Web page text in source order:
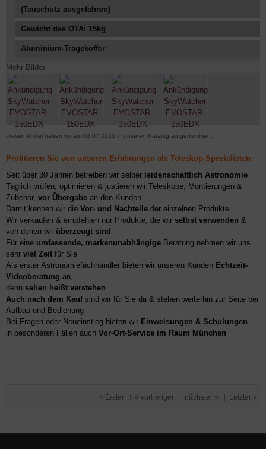
(Tauschutz ausgefahren)
Gewicht des OTA: 15kg
Aluminium-Tragekoffer
Mehr Bilder
Diesen Artikel haben wir am 02.07.2025 in unseren Katalog aufgenommen.
Profitieren Sie von unseren Erfahrungen als Teleskop-Spezialisten:
Seit über 30 Jahren betreiben wir selber leidenschaftlich Astronomie
Täglich prüfen, optimieren & justieren wir Teleskope, Montierungen &
Zubehör, vor Übergabe an den Kunden
Damit kennen wir die Vor- und Nachteile der einzelnen Produkte
Wir verkaufen & empfehlen nur Produkte, die wir selbst verwenden &
von denen wir überzeugt sind
Für eine umfassende, markenunabhängige Beratung nehmen wir uns
sehr viel Zeit für Sie
Als erster Astronomiefachhändler bieten wir unseren Kunden Echtzeit-
Videoberatung an,
denn sehen heißt verstehen
Auch nach dem Kaufsind wir für Sie da & stehen weiterhin zur Seite bei
Aufbau und Bedienung
Bei Fragen oder Neueinstieg bieten wir Einweisungen & Schulungen
in besonderen Fällen auch Vor-Ort-Service im Raum München
« Erster | « vorheriger | nächster » | Letzter »